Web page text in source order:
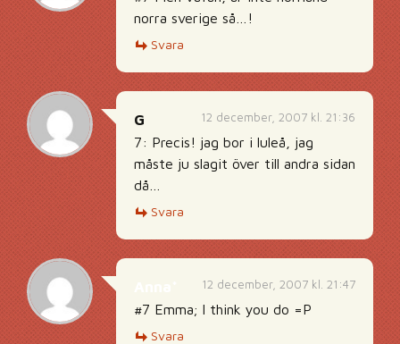
norra sverige så…!
Svara
12 december, 2007 kl. 21:36
G
7: Precis! jag bor i luleå, jag
måste ju slagit över till andra sidan
då…
Svara
12 december, 2007 kl. 21:47
#7 Emma; I think you do =P
Svara